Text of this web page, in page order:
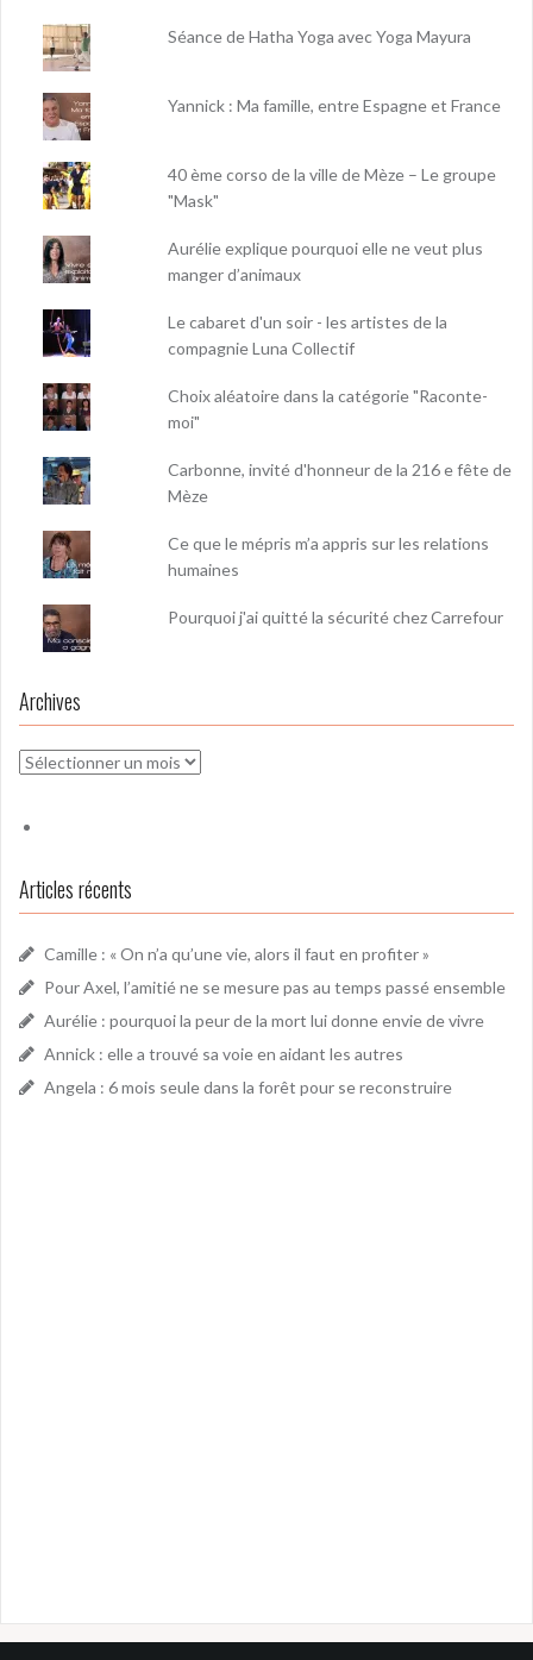
Séance de Hatha Yoga avec Yoga Mayura
Yannick : Ma famille, entre Espagne et France
40 ème corso de la ville de Mèze – Le groupe
"Mask"
Aurélie explique pourquoi elle ne veut plus
manger d’animaux
Le cabaret d'un soir - les artistes de la
compagnie Luna Collectif
Choix aléatoire dans la catégorie "Raconte-
moi"
Carbonne, invité d'honneur de la 216 e fête de
Mèze
Ce que le mépris m’a appris sur les relations
humaines
Pourquoi j'ai quitté la sécurité chez Carrefour
Archives
Archives
Articles récents
Camille : « On n’a qu’une vie, alors il faut en profiter »
Pour Axel, l’amitié ne se mesure pas au temps passé ensemble
Aurélie : pourquoi la peur de la mort lui donne envie de vivre
Annick : elle a trouvé sa voie en aidant les autres
Angela : 6 mois seule dans la forêt pour se reconstruire